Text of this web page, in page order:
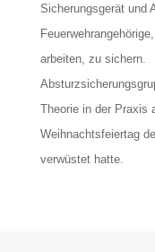
Sicherungsgerät und
arbeiten, zu sichern.
Theorie in der Praxis
Weihnachtsfeiertag
verwüstet hatte.